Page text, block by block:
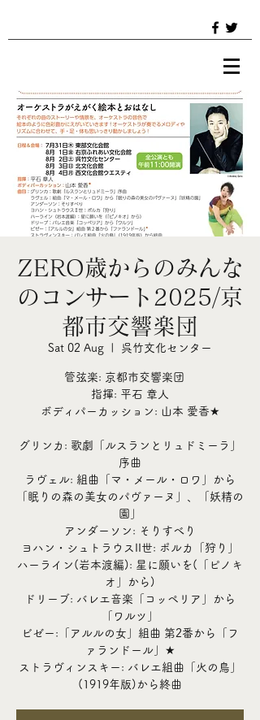
ZERO歳からのみんな
のコンサート2025/京
都市交響楽団
Sat 02 Aug 呉竹文化センター
管弦楽: 京都市交響楽団
指揮: 平石 章人
ボディパーカッション: 山本 愛香★
グリンカ: 歌劇「ルスランとリュドミーラ」
序曲
ラヴェル: 組曲「マ・メール・ロワ」から
「眠りの森の美女のパヴァーヌ」、「妖精の
園」
アンダーソン: そりすべり
ヨハン・シュトラウスII世: ポルカ「狩り」
ハーライン(岩本渡編): 星に願いを(「ピノキ
オ」から)
ドリーブ: バレエ音楽「コッペリア」から
「ワルツ」
ビゼー:「アルルの女」組曲 第2番から「フ
ァランドール」★
ストラヴィンスキー: バレエ組曲「火の鳥」
(1919年版)から終曲